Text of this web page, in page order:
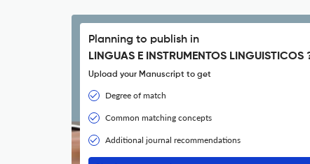
Planning to publish in
LINGUAS E INSTRUMENTOS LINGUISTICOS
Upload your Manuscript to get
Degree of match
Common matching concepts
Additional journal recommendations